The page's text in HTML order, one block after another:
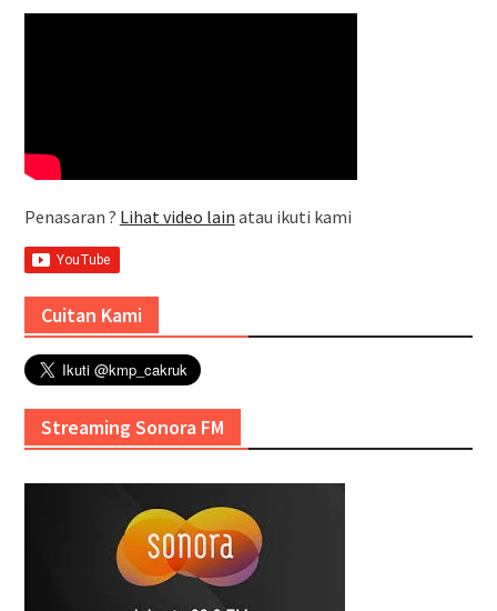
Penasaran ? Lihat video lain atau ikuti kami
Cuitan Kami
Streaming Sonora FM